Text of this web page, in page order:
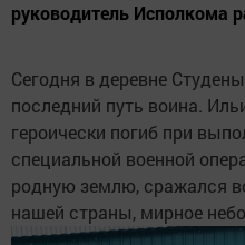
руководитель Исполкома
Сегодня в деревне
последний путь воина.
героически погиб при
специальной военной
родную землю, сражался
нашей страны, мирное